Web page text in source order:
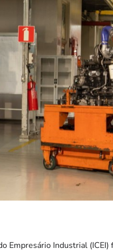
Empresário Industrial